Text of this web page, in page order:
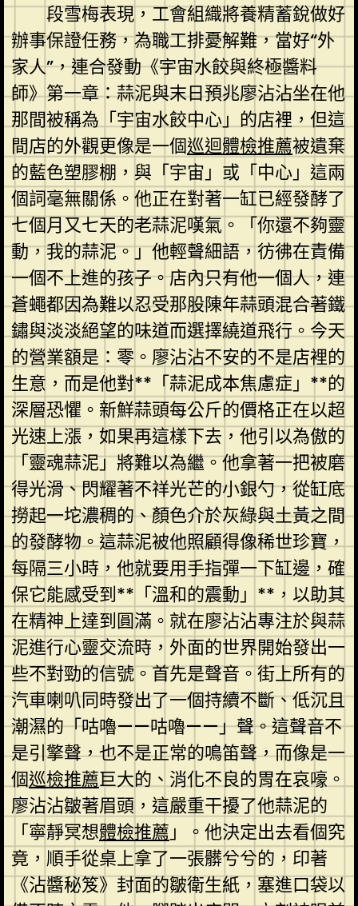
段雪梅表現，工會組織將養精蓄銳做好
辦事保證任務，為職工排憂解難，當好“外
家人”，連合發動《宇宙水餃與終極醬料
師》第一章：蒜泥與末日預兆廖沾沾坐在他
那間被稱為「宇宙水餃中心」的店裡，但這
間店的外觀更像是一個巡迴體檢推薦被遺棄
的藍色塑膠棚，與「宇宙」或「中心」這兩
個詞毫無關係。他正在對著一缸已經發酵了
七個月又七天的老蒜泥嘆氣。「你還不夠靈
動，我的蒜泥。」他輕聲細語，彷彿在責備
一個不上進的孩子。店內只有他一個人，連
蒼蠅都因為難以忍受那股陳年蒜頭混合著鐵
鏽與淡淡絕望的味道而選擇繞道飛行。今天
的營業額是：零。廖沾沾不安的不是店裡的
生意，而是他對**「蒜泥成本焦慮症」**的
深層恐懼。新鮮蒜頭每公斤的價格正在以超
光速上漲，如果再這樣下去，他引以為傲的
「靈魂蒜泥」將難以為繼。他拿著一把被磨
得光滑、閃耀著不祥光芒的小銀勺，從缸底
撈起一坨濃稠的、顏色介於灰綠與土黃之間
的發酵物。這蒜泥被他照顧得像稀世珍寶，
每隔三小時，他就要用手指彈一下缸邊，確
保它能感受到**「溫和的震動」**，以助其
在精神上達到圓滿。就在廖沾沾專注於與蒜
泥進行心靈交流時，外面的世界開始發出一
些不對勁的信號。首先是聲音。街上所有的
汽車喇叭同時發出了一個持續不斷、低沉且
潮濕的「咕嚕——咕嚕——」聲。這聲音不
是引擎聲，也不是正常的鳴笛聲，而像是一
個巡檢推薦巨大的、消化不良的胃在哀嚎。
廖沾沾皺著眉頭，這嚴重干擾了他蒜泥的
「寧靜冥想體檢推薦 」。他決定出去看個究
竟，順手從桌上拿了一張髒兮兮的，印著
《沾醬秘笈》封面的皺衛生紙，塞進口袋以